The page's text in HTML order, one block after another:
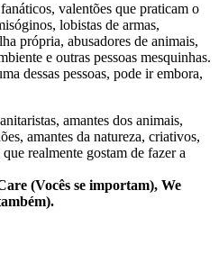
fanáticos, valentões que praticam o
lobistas de armas,
própria, abusadores de animais,
e outras pessoas mesquinhas.
dessas pessoas, pode ir embora,
amantes dos animais,
amantes da natureza, criativos,
realmente gostam de fazer a
(Vocês se importam), We